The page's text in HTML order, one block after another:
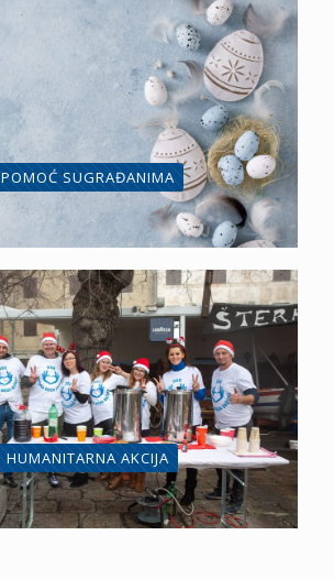
POMOĆ SUGRAĐANIMA
HUMANITARNA AKCIJA